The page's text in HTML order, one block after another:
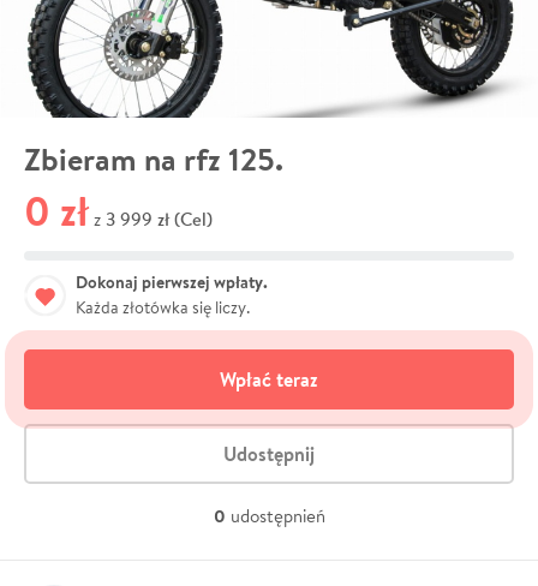
Zbieram na rfz 125.
0 zł z 3 999 zł (Cel)
Dokonaj pierwszej wpłaty.
Każda złotówka się liczy.
Wpłać teraz
Udostępnij
0 udostępnień